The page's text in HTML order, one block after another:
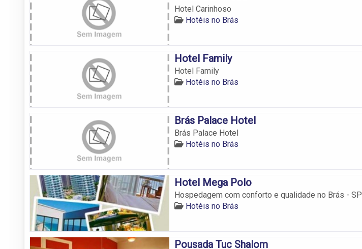
Hotel Carinhoso
Hotéis no Brás
Hotel Family
Hotel Family
Hotéis no Brás
Brás Palace Hotel
Brás Palace Hotel
Hotéis no Brás
Hotel Mega Polo
Hospedagem com conforto e qualidade no Brás - SP
Hotéis no Brás
Pousada Tuc Shalom